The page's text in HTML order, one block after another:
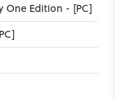
One Edition - [PC]